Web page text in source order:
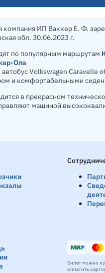
компания ИП Ваккер Е. Ф.
обл. 30.06.2023 г.
по популярным маршрутам
Ола
Volkswagen Caravelle
и комфортабельными
в прекрасном
машиной
Билет можно
оплатить